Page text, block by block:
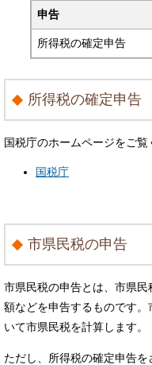
申告
所得税の確定申告
所得税の確定申告
国税庁のホームページをご覧
国税庁
市県民税の申告
市県民税の申告とは、市県
額などを申告するものです
いて市県民税を計算します。
ただし、所得税の確定申告